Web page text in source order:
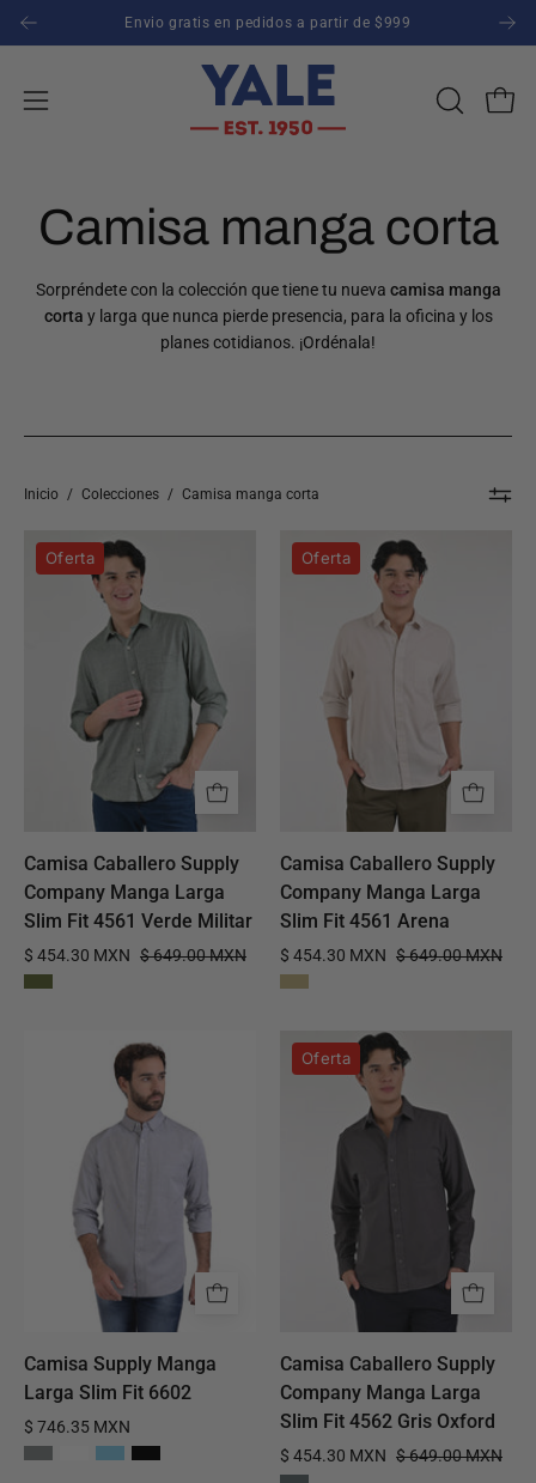
Saltar
al
Envio gratis en pedidos a partir de $999
Abrir
navegación
ABRIR
Camisa manga corta
Sorpréndete con la colección que tiene tu nueva camisa manga
corta y larga que nunca pierde presencia, para la oficina y los
planes cotidianos. ¡Ordénala!
Inicio / Colecciones / Camisa manga corta
Caballero
Supply
Company
Manga
Larga
Slim
Fit
4561
Oferta
Camisa Caballero Supply
Company Manga Larga
Slim Fit 4561 Verde Militar
$ 454.30 MXN $ 649.00 MXN
Camisa
Caballero
Supply
Company
Manga
Fit
4561
Arena
Oferta
Camisa Caballero Supply
Company Manga Larga
Slim Fit 4561 Arena
$ 454.30 MXN $ 649.00 MXN
Camisa
Supply
Manga
Larga
Camisa Supply Manga
Larga Slim Fit 6602
$ 746.35 MXN
Camisa
Caballero
Supply
Company
Manga
4562
Oferta
Camisa Caballero Supply
Company Manga Larga
Slim Fit 4562 Gris Oxford
$ 454.30 MXN $ 649.00 MXN